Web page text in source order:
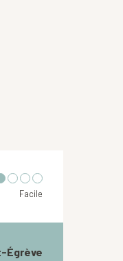
Facile
Égrève